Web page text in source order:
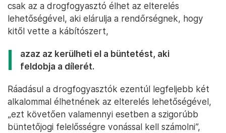
csak az a drogfogyasztó élhet az elterelés
lehetőségével, aki elárulja a rendőrségnek, hogy
kitől vette a kábítószert,
azaz az kerülheti el a büntetést, aki
feldobja a dílerét.
Ráadásul a drogfogyasztók ezentúl legfeljebb két
alkalommal élhetnének az elterelés lehetőségével,
„ezt követően valamennyi esetben a szigorúbb
büntetőjogi felelősségre vonással kell számolni”,